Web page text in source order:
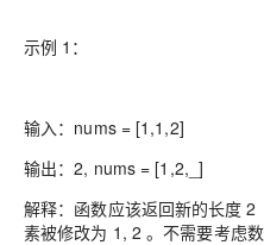
示例 1：
输入：nums = [1,1,2]
输出：2, nums = [1,2,_]
解释：函数应该返回新的长度
素被修改为 1, 2 。不需要考虑